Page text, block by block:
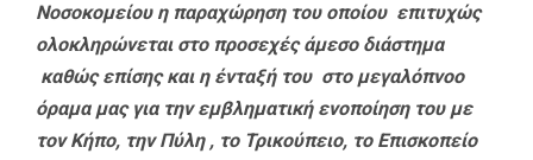
Νοσοκομείου η παραχώρηση του οποίου επιτυχώς
ολοκληρώνεται στο προσεχές άμεσο διάστημα
καθώς επίσης και η ένταξή του στο μεγαλόπνοο
όραμα μας για την εμβληματική ενοποίηση του με
τον Κήπο, την Πύλη , το Τρικούπειο, το Επισκοπείο